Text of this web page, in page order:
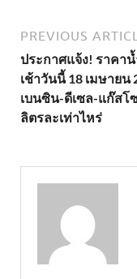
PREVIOUS
ประกาศแจ้ง! ราคา
เช้าวันนี้ 18 เมษายน
เบนซิน-ดีเซล-แก๊สโ
ลิตรละเท่าไหร่